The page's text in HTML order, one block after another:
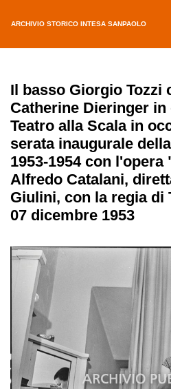
ARCHIVIO STORICO INTESA SANPAOLO
Il basso Giorgio Tozzi
Catherine Dieringer in
Teatro alla Scala in
serata inaugurale
1953-1954 con l'opera
Alfredo Catalani,
Giulini, con la regia di
07 dicembre 1953